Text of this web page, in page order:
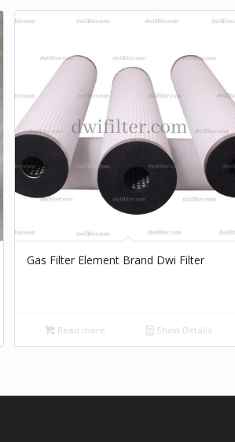
Gas Filter Element Brand Dwi Filter
Read more Show Details